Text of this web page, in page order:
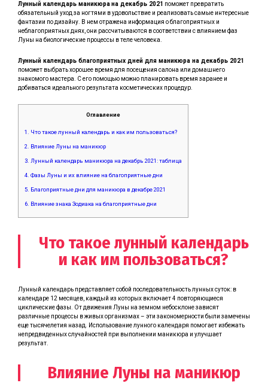
Лунный календарь маникюрана декабрь 2021 поможет превратить
обязательный уход за ногтями в удовольствие и реализовать самые интересные
фантазии по дизайну. В нем отражена информация о благоприятных и
неблагоприятных днях, они рассчитываются в соответствии с влиянием фаз
Луны на биологические процессы в теле человека.
Лунный календарь благоприятных дней для маникюра на декабрь 2021
поможет выбрать хорошее время для посещения салона или домашнего
знакомого мастера. С его помощью можно планировать время заранее и
добиваться идеального результата косметических процедур.
Оглавление
1. Что такое лунный календарь и как им пользоваться?
2. Влияние Луны на маникюр
3. Лунный календарь маникюра на декабрь 2021: таблица
4. Фазы Луны и их влияние на благоприятные дни
5. Благоприятные дни для маникюра в декабре 2021
6. Влияние знака Зодиака на благоприятные дни
Что такое лунный календарь
и как им пользоваться?
Лунный календарь представляет собой последовательность лунных суток: в
календаре 12 месяцев, каждый из которых включает 4 повторяющиеся
циклические фазы. От движения Луны на земном небосклоне зависят
различные процессы в живых организмах – эти закономерности были замечены
еще тысячелетия назад. Использование лунного календаря помогает избежать
непредвиденных случайностей при выполнении маникюра и улучшает
результат.
Влияние Луны на маникюр